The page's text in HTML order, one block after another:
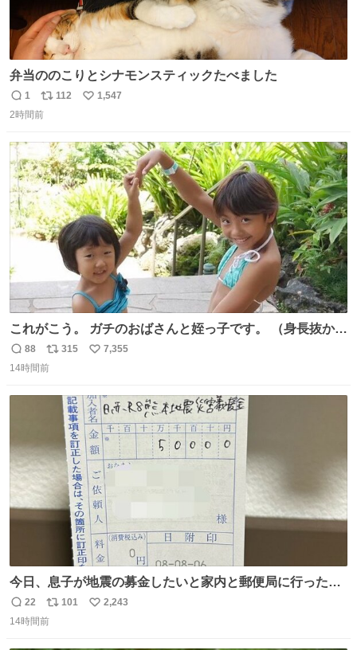
弁当ののこりとシナモンスティックたべました
返
信
1
リ
ポ
ト
数
112
い
数
1,547
2時間前
これがこう。 ガチのおばさんと姪っ子です。 （身長抜かさ
返
信
88
リ
ポ
315
い
数
7,355
14時間前
今日、息子が地震の募金したいと家内と郵便局に行ったみ
たいです。おもちゃとか買う選択肢もあったと思うけど、
自分で貯めてた2万円を役に立てて欲しい、みんなも元気
返
信
22
リ
ポ
101
い
2,243
14時間前